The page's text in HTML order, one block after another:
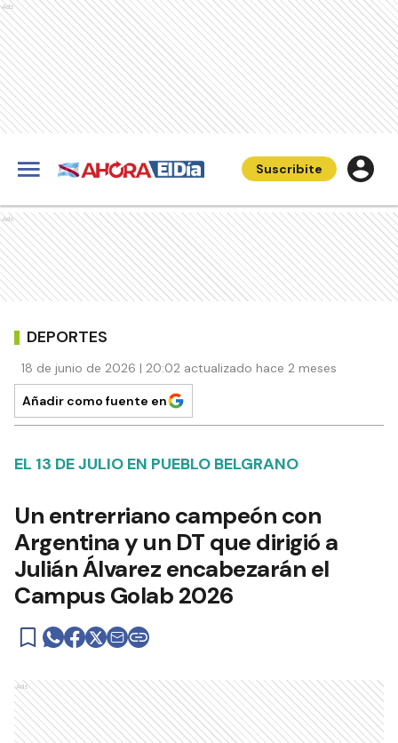
Ads
Suscribite
Ads
DEPORTES
18 de junio de 2026 | 20:02 actualizado hace 2 meses
Añadir como fuente en
EL 13 DE JULIO EN PUEBLO BELGRANO
Un entrerriano campeón con
Argentina y un DT que dirigió a
Julián Álvarez encabezarán el
Campus Golab 2026
Ads